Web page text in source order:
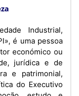
Industrial,
é uma pessoa
económico ou
jurídica e de
e patrimonial,
do Executivo